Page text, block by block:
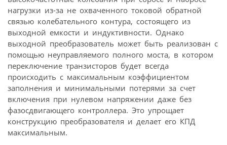
нагрузки из-за не охваченного токовой обратной
связью колебательного контура, состоящего из
выходной емкости и индуктивности. Однако
выходной преобразователь может быть реализован с
помощью неуправляемого полного моста, в котором
переключение транзисторов будет всегда
происходить с максимальным коэффициентом
заполнения и минимальными потерями за счет
включения при нулевом напряжении даже без
фазосдвигающего контроллера. Это упрощает
конструкцию преобразователя и делает его КПД
максимальным.